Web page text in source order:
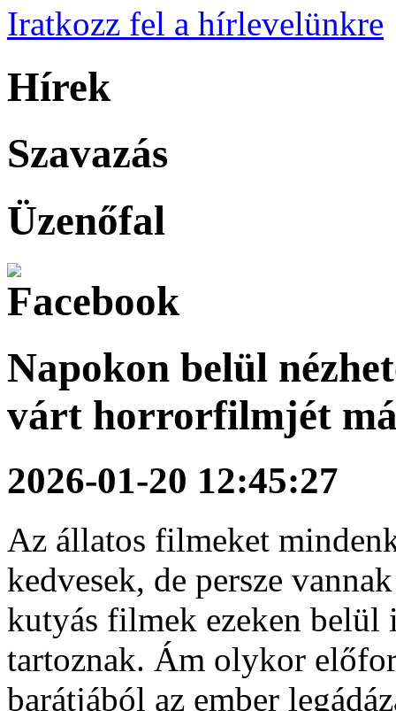
Iratkozz fel a hírlevelünkre
Hírek
Szavazás
Üzenőfal
Napokon belül
várt horrorfilmjét
2026-01-20 12:45:27
Az állatos filmeket
kedvesek, de persze
kutyás filmek ezeken belül
tartoznak. Ám olykor
barátjából az ember